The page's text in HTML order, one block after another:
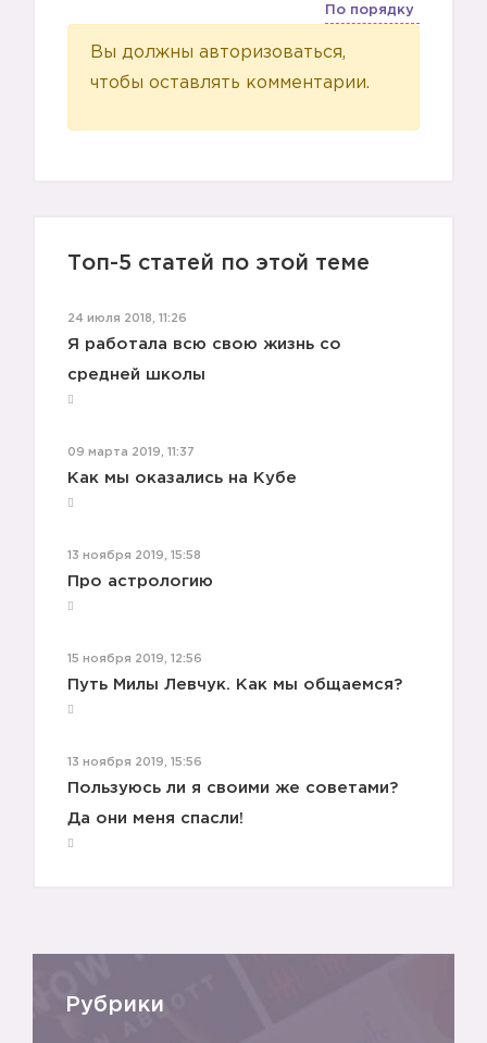
По порядку
Вы должны авторизоваться,
чтобы оставлять комментарии.
Топ-5 статей по этой теме
24 июля 2018, 11:26
Я работала всю свою жизнь со
средней школы
09 марта 2019, 11:37
Как мы оказались на Кубе
13 ноября 2019, 15:58
Про астрологию
15 ноября 2019, 12:56
Путь Милы Левчук. Как мы общаемся?
13 ноября 2019, 15:56
Пользуюсь ли я своими же советами?
Да они меня спасли!
Рубрики